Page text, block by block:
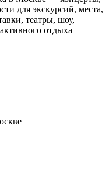
для экскурсий, места,
театры, шоу,
отдыха